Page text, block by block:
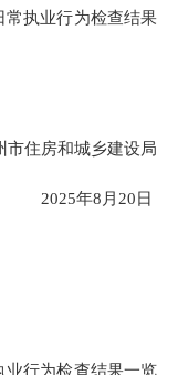
执业行为检查结果
市住房和城乡建设局
2025年8月20日
业行为检查结果一览